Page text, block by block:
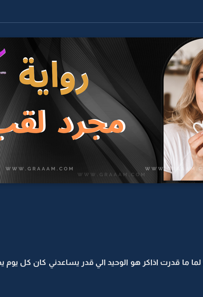
ما قدرت اذاكر هو الوحيد الي قدر يساعدني كان كل يوم